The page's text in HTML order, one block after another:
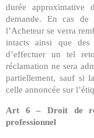
durée approximative
demande. En cas
l’Acheteur se verra
intacts ainsi que
d’effectuer un tel
réclamation ne sera
partiellement, sauf si
celle annoncée sur
Art 6 – Droit de
professionnel